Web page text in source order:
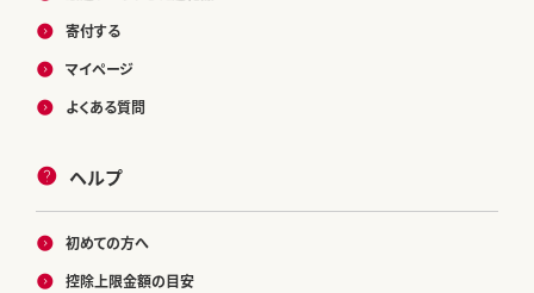
寄付する
マイページ
よくある質問
ヘルプ
初めての方へ
控除上限金額の目安